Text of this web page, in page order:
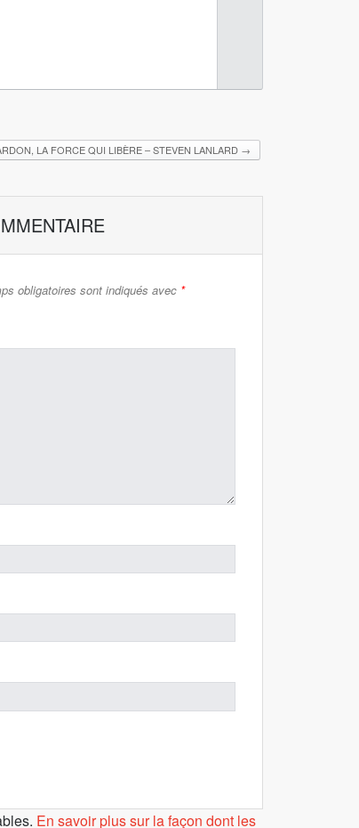
LA FORCE QUI LIBÈRE – STEVEN LANLARD →
obligatoires sont indiqués avec *
En savoir plus sur la façon dont les